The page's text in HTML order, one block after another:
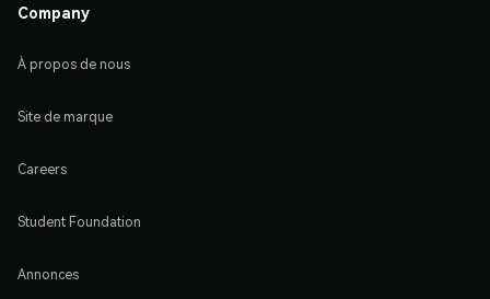
Company
À propos de nous
Site de marque
Careers
Student Foundation
Annonces